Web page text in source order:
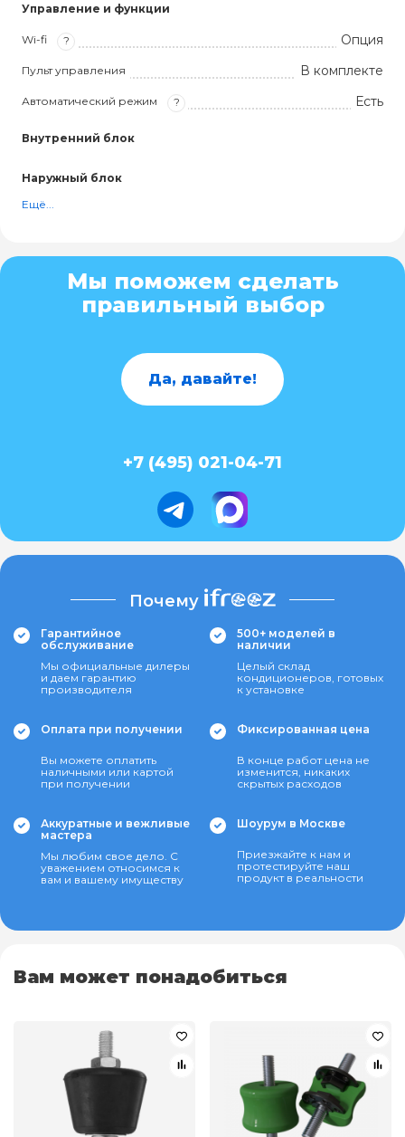
Управление и функции
Wi-fi ? Опция
Пульт управления В комплекте
Автоматический режим ? Есть
Внутренний блок
Наружный блок
Ещё...
Мы поможем сделать
правильный выбор
Да, давайте!
+7 (495) 021-04-71
Почему
Гарантийное
обслуживание
Мы официальные дилеры
и даем гарантию
производителя
500+ моделей в
наличии
Целый склад
кондиционеров, готовых
к установке
Оплата при получении
Вы можете оплатить
наличными или картой
при получении
Фиксированная цена
В конце работ цена не
изменится, никаких
скрытых расходов
Аккуратные и вежливые
мастера
Мы любим свое дело. С
уважением относимся к
вам и вашему имуществу
Шоурум в Москве
Приезжайте к нам и
протестируйте наш
продукт в реальности
Вам может понадобиться